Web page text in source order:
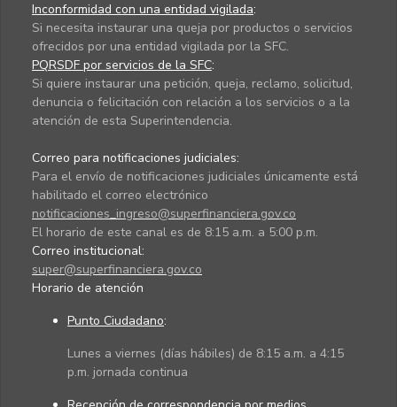
Inconformidad con una entidad vigilada:
Si necesita instaurar una queja por productos o servicios
ofrecidos por una entidad vigilada por la SFC.
PQRSDF por servicios de la SFC:
Si quiere instaurar una petición, queja, reclamo, solicitud,
denuncia o felicitación con relación a los servicios o a la
atención de esta Superintendencia.
Correo para notificaciones judiciales:
Para el envío de notificaciones judiciales únicamente está
habilitado el correo electrónico
notificaciones_ingreso@superfinanciera.gov.co
El horario de este canal es de 8:15 a.m. a 5:00 p.m.
Correo institucional:
super@superfinanciera.gov.co
Horario de atención
Punto Ciudadano:
Lunes a viernes (días hábiles) de 8:15 a.m. a 4:15
p.m. jornada continua